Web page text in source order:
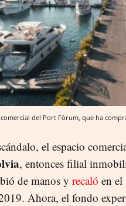
del Port Fòrum, que ha
el espacio
, entonces filial
de manos y recaló en el
Ahora, el fondo